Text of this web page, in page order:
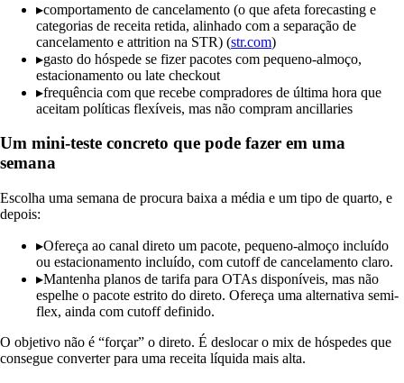
▸comportamento de cancelamento (o que afeta forecasting e
categorias de receita retida, alinhado com a separação de
cancelamento e attrition na STR) (str.com)
▸gasto do hóspede se fizer pacotes com pequeno-almoço,
estacionamento ou late checkout
▸frequência com que recebe compradores de última hora que
aceitam políticas flexíveis, mas não compram ancillaries
Um mini-teste concreto que pode fazer em uma
semana
Escolha uma semana de procura baixa a média e um tipo de quarto, e
depois:
▸Ofereça ao canal direto um pacote, pequeno-almoço incluído
ou estacionamento incluído, com cutoff de cancelamento claro.
▸Mantenha planos de tarifa para OTAs disponíveis, mas não
espelhe o pacote estrito do direto. Ofereça uma alternativa semi-
flex, ainda com cutoff definido.
O objetivo não é “forçar” o direto. É deslocar o mix de hóspedes que
consegue converter para uma receita líquida mais alta.